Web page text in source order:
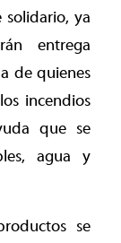
solidario, ya
entrega
de quienes
incendios
que se
agua y
se